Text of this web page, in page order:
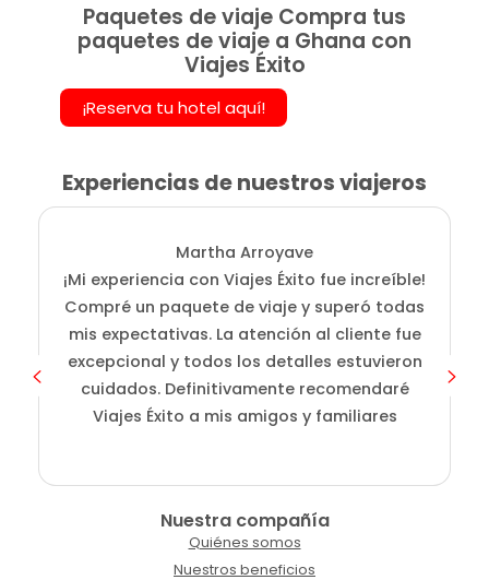
Paquetes de viaje Compra tus
paquetes de viaje a Ghana con
Viajes Éxito
¡Reserva tu hotel aquí!
Experiencias de nuestros viajeros
Martha Arroyave
¡Mi experiencia con Viajes Éxito fue increíble!
Compré un paquete de viaje y superó todas
mis expectativas. La atención al cliente fue
excepcional y todos los detalles estuvieron
cuidados. Definitivamente recomendaré
Viajes Éxito a mis amigos y familiares
Nuestra compañía
Quiénes somos
Nuestros beneficios